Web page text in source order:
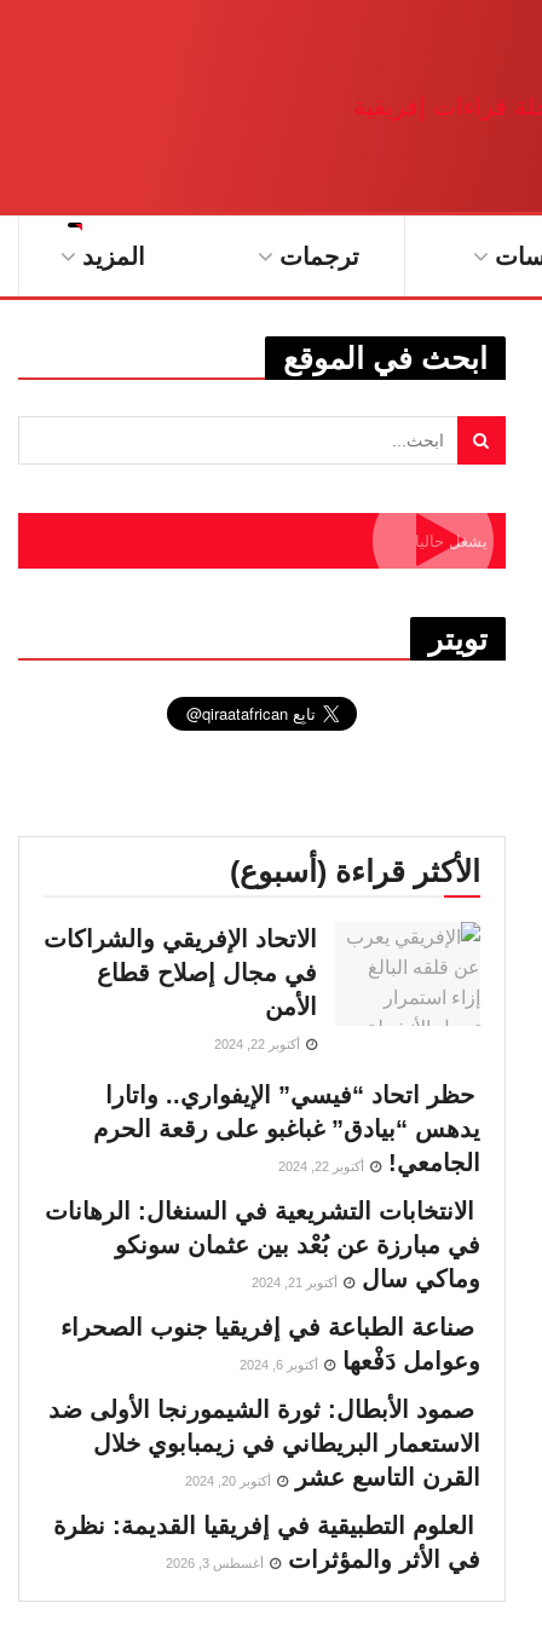
ترجمات المزيد
ابحث في الموقع
يشغل حاليا
تويتر
الأكثر قراءة (أسبوع)
الاتحاد الإفريقي والشراكات
في مجال إصلاح قطاع
الأمن
أكتوبر 22, 2024
حظر اتحاد “فيسي” الإيفواري.. واتارا
يدهس “بيادق” غباغبو على رقعة الحرم
الجامعي!
أكتوبر 22, 2024
الانتخابات التشريعية في السنغال: الرهانات
في مبارزة عن بُعْد بين عثمان سونكو
وماكي سال
أكتوبر 21, 2024
صناعة الطباعة في إفريقيا جنوب الصحراء
وعوامل دَفْعها
أكتوبر 6, 2024
صمود الأبطال: ثورة الشيمورنجا الأولى ضد
الاستعمار البريطاني في زيمبابوي خلال
القرن التاسع عشر
أكتوبر 20, 2024
العلوم التطبيقية في إفريقيا القديمة: نظرة
في الأثر والمؤثرات
أغسطس 3, 2026